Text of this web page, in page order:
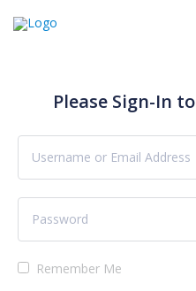
Please Sign-In
Remember Me